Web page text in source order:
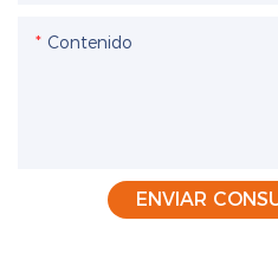
Contenido
ENVIAR